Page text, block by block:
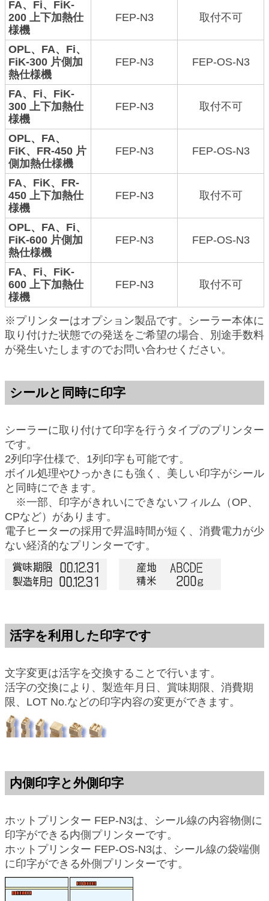
FA、Fi、FiK-
200 上下加熱仕
様機
FEP-N3 取付不可
OPL、FA、Fi、
FiK-300 片側加
熱仕様機
FEP-N3 FEP-OS-N3
FA、Fi、FiK-
300 上下加熱仕
様機
FEP-N3 取付不可
OPL、FA、
FiK、FR-450 片
側加熱仕様機
FEP-N3 FEP-OS-N3
FA、FiK、FR-
450 上下加熱仕
様機
FEP-N3 取付不可
OPL、FA、Fi、
FiK-600 片側加
熱仕様機
FEP-N3 FEP-OS-N3
FA、Fi、FiK-
600 上下加熱仕
様機
FEP-N3 取付不可
※プリンターはオプション製品です。シーラー本体に
取り付けた状態での発送をご希望の場合、別途手数料
が発生いたしますのでお問い合わせください。
シールと同時に印字
シーラーに取り付けて印字を行うタイプのプリンター
です。
2列印字仕様で、1列印字も可能です。
ボイル処理やひっかきにも強く、美しい印字がシール
と同時にできます。
※一部、印字がきれいにできないフィルム（OP、
CPなど）があります。
電子ヒーターの採用で昇温時間が短く、消費電力が少
ない経済的なプリンターです。
活字を利用した印字です
文字変更は活字を交換することで行います。
活字の交換により、製造年月日、賞味期限、消費期
限、LOT No.などの印字内容の変更ができます。
内側印字と外側印字
ホットプリンター FEP-N3は、シール線の内容物側に
印字ができる内側プリンターです。
ホットプリンター FEP-OS-N3は、シール線の袋端側
に印字ができる外側プリンターです。